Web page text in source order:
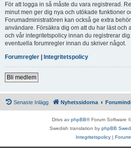
För att logga in så måste du vara registrerad.
minut men ger dig nya och utökade funktioner
Forumadministratören kan också ge extra
användare. Försäkra dig om att du har läst och
och vår integritetspolicy innan du registrerar
eventuella forumregler innan du skriver något.
Forumregler | Integritetspolicy
Bli medlem
Senaste Inlägg Nyhetssidorna
Drivs av phpBB® Forum Software
Swedish translation by phpBB
Integritetspolicy |